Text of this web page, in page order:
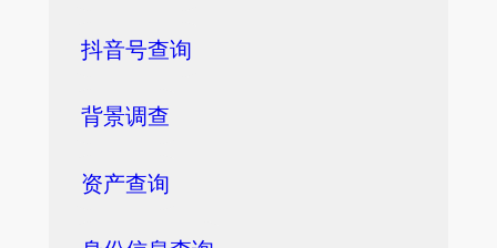
抖音号查询
背景调查
资产查询